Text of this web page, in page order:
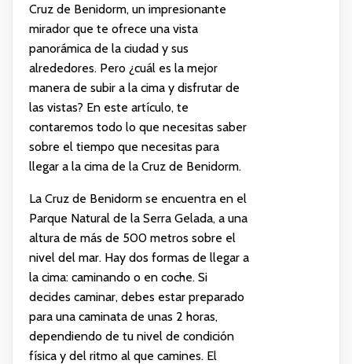
Cruz de Benidorm, un impresionante
mirador que te ofrece una vista
panorámica de la ciudad y sus
alrededores. Pero ¿cuál es la mejor
manera de subir a la cima y disfrutar de
las vistas? En este artículo, te
contaremos todo lo que necesitas saber
sobre el tiempo que necesitas para
llegar a la cima de la Cruz de Benidorm.
La Cruz de Benidorm se encuentra en el
Parque Natural de la Serra Gelada, a una
altura de más de 500 metros sobre el
nivel del mar. Hay dos formas de llegar a
la cima: caminando o en coche. Si
decides caminar, debes estar preparado
para una caminata de unas 2 horas,
dependiendo de tu nivel de condición
física y del ritmo al que camines. El